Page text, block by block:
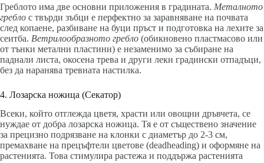
Греблото има две основни приложения в градината. Металното
гребло с твърди зъбци е перфектно за заравняване на почвата
след копаене, разбиване на буци пръст и подготовка на лехите за
сеитба. Ветрилообразното гребло (обикновено пластмасово или
от тънки метални пластини) е незаменимо за събиране на
паднали листа, окосена трева и други леки градински отпадъци,
без да наранява тревната настилка.
4. Лозарска ножица (Секатор)
Всеки, който отглежда цветя, храсти или овощни дръвчета, се
нуждае от добра лозарска ножица. Тя е от съществено значение
за прецизно подрязване на клонки с диаметър до 2-3 см,
премахване на прецъфтели цветове (deadheading) и оформяне на
растенията. Това стимулира растежа и поддържа растенията